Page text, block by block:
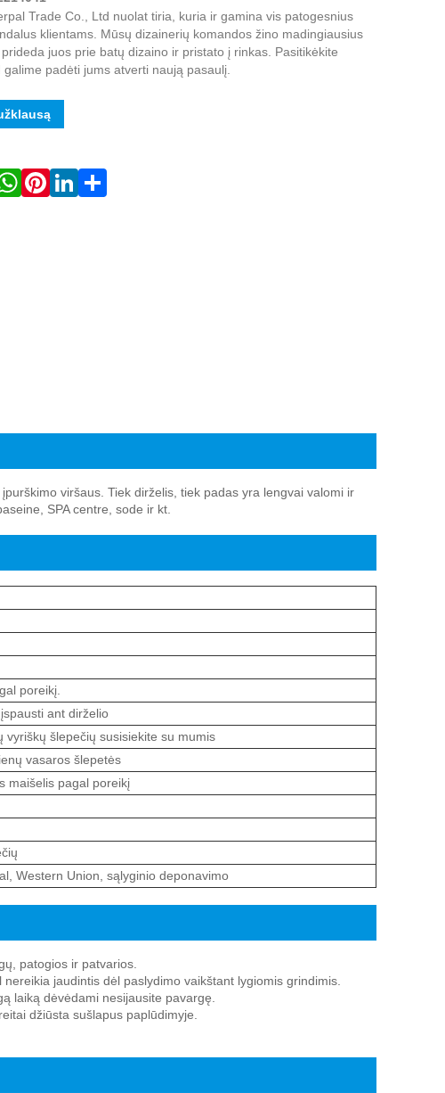
Trade Co., Ltd nuolat tiria, kuria ir gamina vis patogesnius
klientams. Mūsų dizainerių komandos žino madingiausius
juos prie batų dizaino ir pristato į rinkas. Pasitikėkite
galime padėti jums atverti naują pasaulį.
viršaus. Tiek dirželis, tiek padas yra lengvai valomi ir
SPA centre, sode ir kt.
poreikį.
ant dirželio
šlepečių susisiekite su mumis
vasaros šlepetės
maišelis pagal poreikį
Western Union, sąlyginio deponavimo
patogios ir patvarios.
jaudintis dėl paslydimo vaikštant lygiomis grindimis.
laiką dėvėdami nesijausite pavargę.
džiūsta sušlapus paplūdimyje.